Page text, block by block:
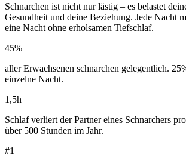
Schnarchen ist nicht nur lästig – es belastet
Gesundheit und deine Beziehung. Jede Nacht
eine Nacht ohne erholsamen Tiefschlaf.
45%
aller Erwachsenen schnarchen gelegentlich.
einzelne Nacht.
1,5h
Schlaf verliert der Partner eines Schnarchers
über 500 Stunden im Jahr.
#1